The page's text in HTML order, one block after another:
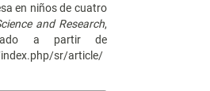
en niños de cuatro
and Research,
a partir de
sr/article/